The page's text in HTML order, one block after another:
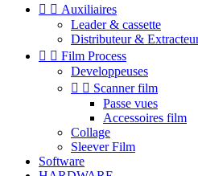
  Auxiliaires
Leader & cassette
Distributeur &
  Film Process
Developpeuses
  Scanner film
Passe vues
Accessoires film
Collage
Sleever Film
Software